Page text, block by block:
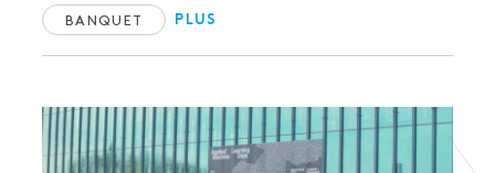
BANQUET PLUS